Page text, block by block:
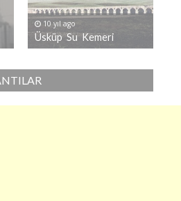
10 yıl ago
Üsküp Su Kemeri